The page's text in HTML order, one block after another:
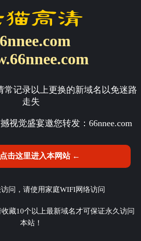
常记录以上更换的新域名以免迷路
走失
视觉盛宴邀您转发： 66nnee.com
击这里进入本网站 ←
问，请使用家庭WIFI网络访问
藏10个以上最新域名才可保证永久访问
本站！